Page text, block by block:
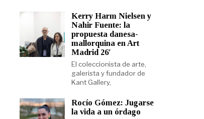
Kerry Harm Nielsen y
Nahir Fuente: la
propuesta danesa-
mallorquina en Art
Madrid 26′
El coleccionista de arte,
galerista y fundador de
Kant Gallery,
Rocío Gómez: Jugarse
la vida a un órdago